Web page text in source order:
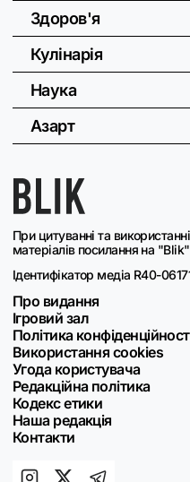
При цитуванні та
матеріалів посилання на
Ідентифікатор медіа R40-
Про видання
Ігровий зал
Політика
Використання cookies
Угода користувача
Редакційна політика
Кодекс етики
Наша редакція
Контакти
Здоров'я
Кулінарія
Наука
Азарт